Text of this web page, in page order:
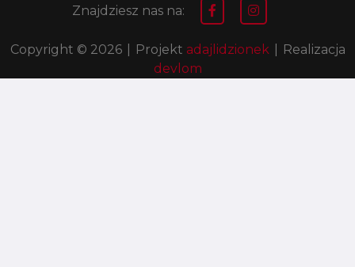
Znajdziesz nas na:
Copyright © 2026 Projekt adajlidzionek
Realizacja
devlom